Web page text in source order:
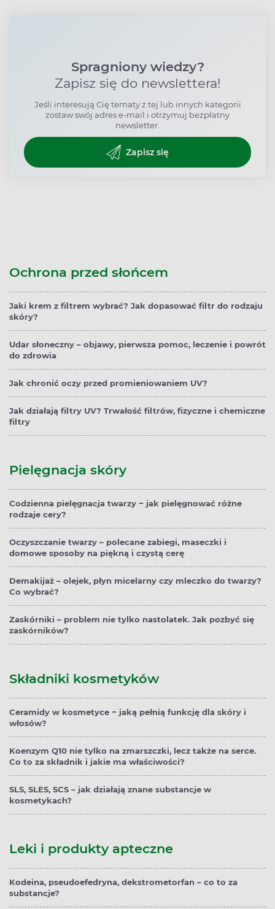
Spragniony wiedzy?
Zapisz się do newslettera!
Jeśli interesują Cię tematy z tej lub innych kategorii
zostaw swój adres e-mail i otrzymuj bezpłatny
newsletter.
Zapisz się
Ochrona przed słońcem
Jaki krem z filtrem wybrać? Jak dopasować filtr do rodzaju
skóry?
Udar słoneczny – objawy, pierwsza pomoc, leczenie i powrót
do zdrowia
Jak chronić oczy przed promieniowaniem UV?
Jak działają filtry UV? Trwałość filtrów, fizyczne i chemiczne
filtry
Pielęgnacja skóry
Codzienna pielęgnacja twarzy − jak pielęgnować różne
rodzaje cery?
Oczyszczanie twarzy – polecane zabiegi, maseczki i
domowe sposoby na piękną i czystą cerę
Demakijaż – olejek, płyn micelarny czy mleczko do twarzy?
Co wybrać?
Zaskórniki – problem nie tylko nastolatek. Jak pozbyć się
zaskórników?
Składniki kosmetyków
Ceramidy w kosmetyce − jaką pełnią funkcję dla skóry i
włosów?
Koenzym Q10 nie tylko na zmarszczki, lecz także na serce.
Co to za składnik i jakie ma właściwości?
SLS, SLES, SCS – jak działają znane substancje w
kosmetykach?
Leki i produkty apteczne
Kodeina, pseudoefedryna, dekstrometorfan – co to za
substancje?